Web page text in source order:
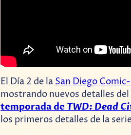
El Día 2 de laSan Diego
mostrando nuevos detalles
temporada deTWD: Dead
los primeros detalles de la